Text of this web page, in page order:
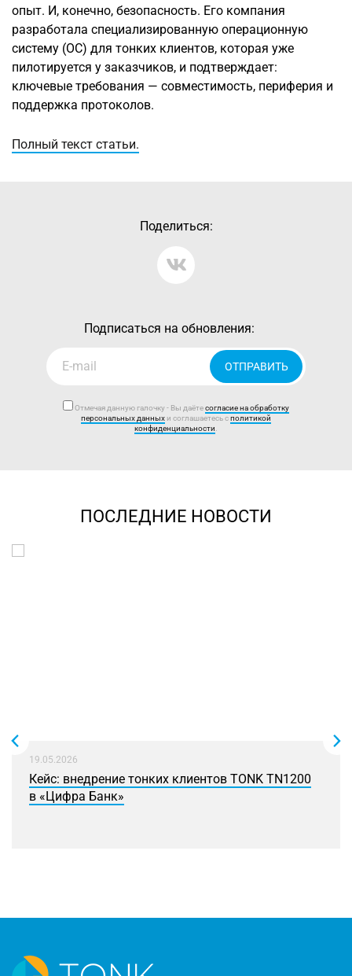
опыт. И, конечно, безопасность. Его компания
разработала специализированную операционную
систему (ОС) для тонких клиентов, которая уже
пилотируется у заказчиков, и подтверждает:
ключевые требования — совместимость, периферия и
поддержка протоколов.
Полный текст статьи.
Поделиться:
Подписаться на обновления:
ОТПРАВИТЬ
Отмечая данную галочку - Вы даётесогласие на обработку
персональных данных и соглашаетесь сполитикой
конфиденциальности
ПОСЛЕДНИЕ НОВОСТИ
19.05.2026
Кейс: внедрение тонких клиентов TONK TN1200
в «Цифра Банк»